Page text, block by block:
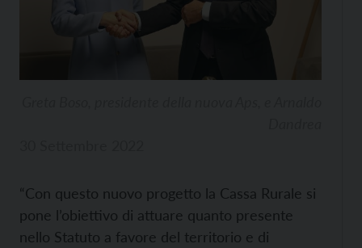
“Con questo nuovo progetto la Cassa Rurale si
pone l’obiettivo di attuare quanto presente
nello Statuto a favore del territorio e di